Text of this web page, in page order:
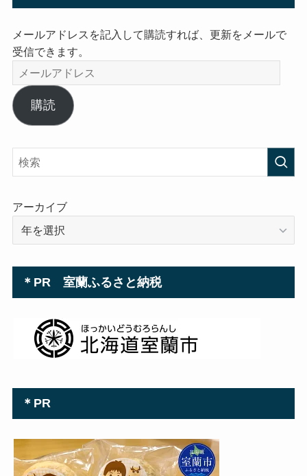
メールアドレスを記入して購読すれば、更新をメールで
受信できます。
ー
ル
ア
ス
購読
アーカイブ
＊PR 室蘭ふるさと納税
＊PR